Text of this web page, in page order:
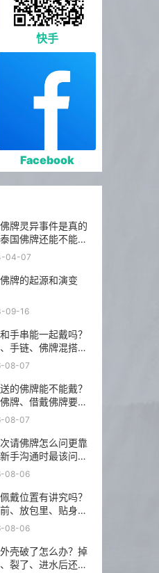
快手
Facebook
牌灵异事件是真的
国佛牌还能不能
04-07
牌的起源和演变
09-16
手串能一起戴吗？
手链、佛牌混搭前
几点
08-07
的佛牌能不能戴？
牌、借戴佛牌要注
08-07
请佛牌怎么问更靠
手沟通时最该问的
题
08-06
戴位置有讲究吗？
、放包里、贴身戴
意什么？
08-06
壳破了怎么办？掉
裂了、进水后还能